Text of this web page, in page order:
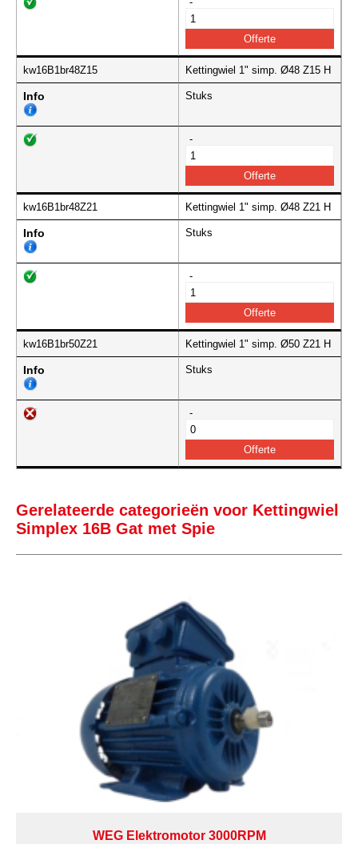
kw16B1br48Z15 Kettingwiel 1" simp. Ø48 Z15 H
Info Stuks
-
kw16B1br48Z21 Kettingwiel 1" simp. Ø48 Z21 H
Info Stuks
-
kw16B1br50Z21 Kettingwiel 1" simp. Ø50 Z21 H
Info Stuks
-
Gerelateerde categorieën voor Kettingwiel
Simplex 16B Gat met Spie
WEG Elektromotor 3000RPM